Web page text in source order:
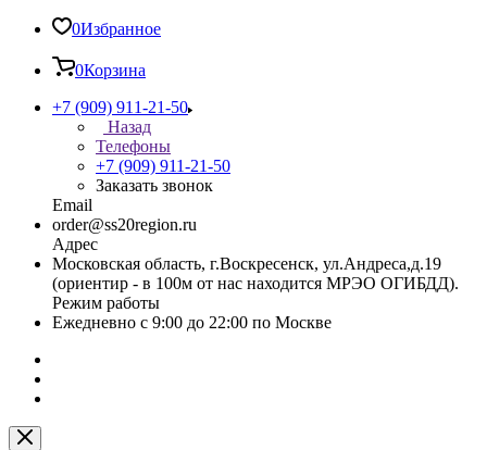
0Избранное
0Корзина
+7 (909) 911-21-50
Назад
Телефоны
+7 (909) 911-21-50
Заказать звонок
Email
order@ss20region.ru
Адрес
Московская область, г.Воскресенск, ул.Андреса,д.19
(ориентир - в 100м от нас находится МРЭО ОГИБДД).
Режим работы
Ежедневно с 9:00 до 22:00 по Москве